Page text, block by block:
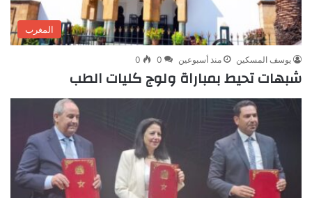
المغرب
يوسف المسكين منذ أسبوعين 0
0
شبهات تحيط بمباراة ولوج كليات الطب